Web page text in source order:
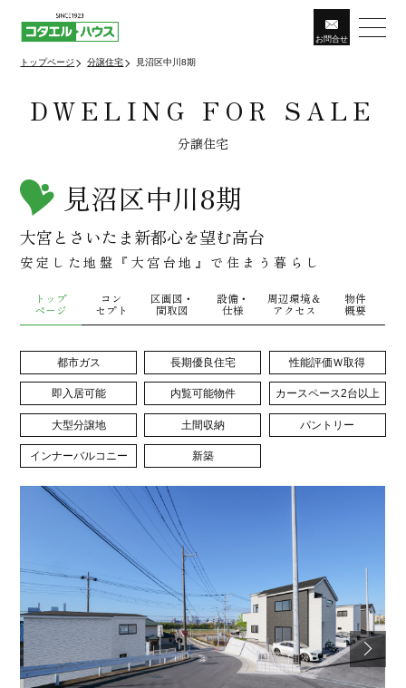
お問合せ
トップページ 分譲住宅 見沼区中川8期
DWELING FOR SALE
分譲住宅
見沼区中川8期
大宮とさいたま新都心を望む高台
安定した地盤『大宮台地』で住まう暮らし
トップ
ページ
コン
セプト
区画図・
間取図
設備・
仕様
周辺環境＆
アクセス
物件
概要
都市ガス 長期優良住宅 性能評価Ｗ取得
即入居可能 内覧可能物件 カースペース2台以上
大型分譲地 土間収納 パントリー
インナーバルコニー 新築